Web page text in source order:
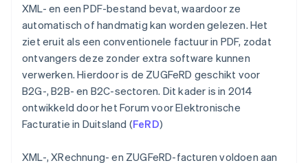
XML- en een PDF-bestand bevat, waardoor ze
automatisch of handmatig kan worden gelezen. Het
ziet eruit als een conventionele factuur in PDF, zodat
ontvangers deze zonder extra software kunnen
verwerken. Hierdoor is de ZUGFeRD geschikt voor
B2G-, B2B- en B2C-sectoren. Dit kader is in 2014
ontwikkeld door het Forum voor Elektronische
Facturatie in Duitsland (FeRD)
XML-, XRechnung- en ZUGFeRD-facturen voldoen aan